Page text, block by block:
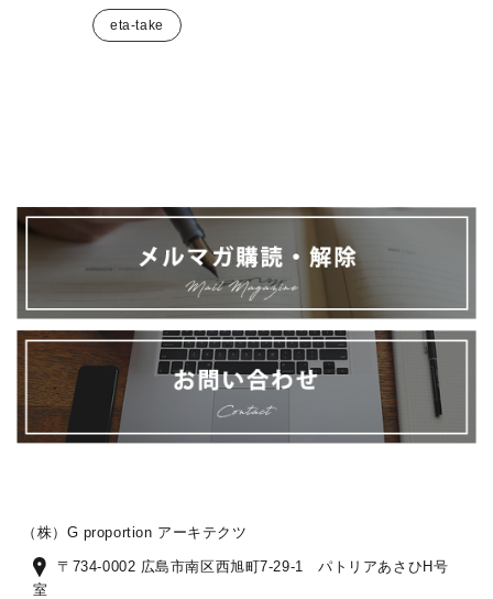
eta-take
（株）G proportion アーキテクツ
〒734-0002 広島市南区西旭町7-29-1 パトリアあさひH号
室